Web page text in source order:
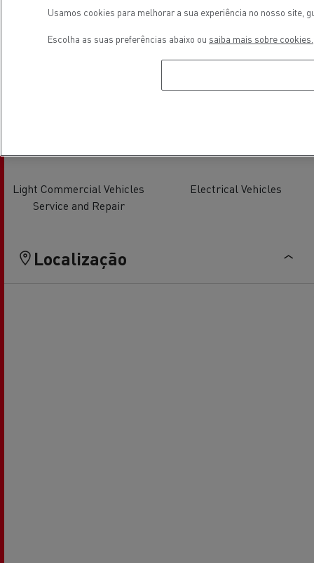
Light Commercial Vehicles
Light Commercial Vehicles
Service and Repair
Electrical Vehicles
Localização
Usamos cookies para melhorar a sua experiência no nosso site,
Escolha as suas preferências abaixo ou saiba mais sobre cookies.